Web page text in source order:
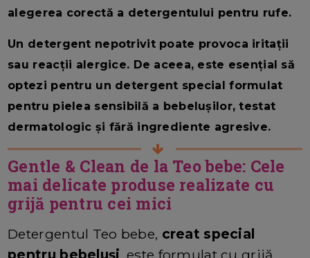
alegerea corectă a detergentului pentru rufe.
Un detergent nepotrivit poate provoca iritații
sau reacții alergice. De aceea, este esențial să
optezi pentru un detergent special formulat
pentru pielea sensibilă a bebelușilor, testat
dermatologic și fără ingrediente agresive.
Gentle & Clean de la Teo bebe: Cele
mai delicate produse realizate cu
grijă pentru cei mici
Detergentul Teo bebe, creat special
pentru bebeluși, este formulat cu grijă